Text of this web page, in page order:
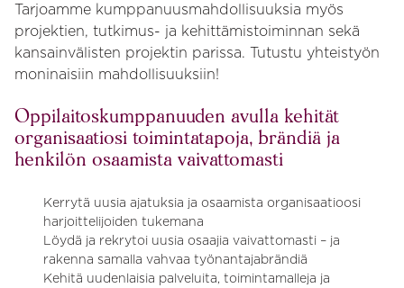
Tarjoamme kumppanuusmahdollisuuksia myös
projektien, tutkimus- ja kehittämistoiminnan sekä
kansainvälisten projektin parissa. Tutustu yhteistyön
moninaisiin mahdollisuuksiin!
Oppilaitoskumppanuuden avulla kehität
organisaatiosi toimintatapoja, brändiä ja
henkilön osaamista vaivattomasti
Kerrytä uusia ajatuksia ja osaamista organisaatioosi
harjoittelijoiden tukemana
Löydä ja rekrytoi uusia osaajia vaivattomasti – ja
rakenna samalla vahvaa työnantajabrändiä
Kehitä uudenlaisia palveluita, toimintamalleja ja